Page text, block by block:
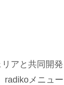
アと共同開発
radikoメニュー